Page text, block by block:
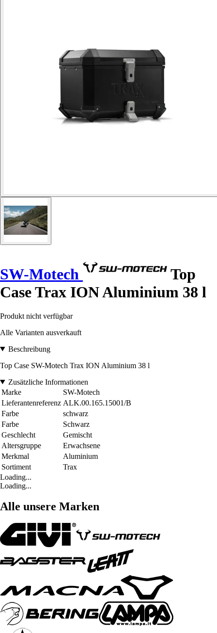
SW-Motech
Top
Case Trax ION Aluminium 38 l
Produkt nicht verfügbar
Alle Varianten ausverkauft
Beschreibung
Top Case SW-Motech Trax ION Aluminium 38 l
Zusätzliche Informationen
Marke
SW-Motech
Lieferantenreferenz ALK.00.165.15001/B
Farbe
schwarz
Farbe
Schwarz
Geschlecht
Gemischt
Altersgruppe
Erwachsene
Merkmal
Aluminium
Sortiment
Trax
Loading...
Loading...
Alle unsere Marken